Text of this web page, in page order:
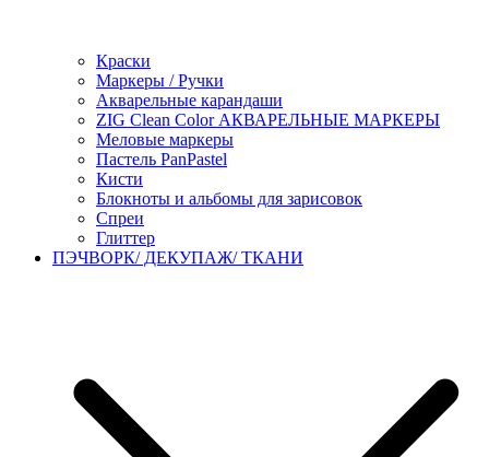
Краски
Маркеры / Ручки
Акварельные карандаши
ZIG Clean Color АКВАРЕЛЬНЫЕ МАРКЕРЫ
Меловые маркеры
Пастель PanPastel
Кисти
Блокноты и альбомы для зарисовок
Спреи
Глиттер
ПЭЧВОРК/ ДЕКУПАЖ/ ТКАНИ